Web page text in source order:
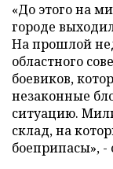
«До этого на
городе
На прошлой
областного
боевиков,
незаконные
ситуацию.
склад, на
боеприпасы», -